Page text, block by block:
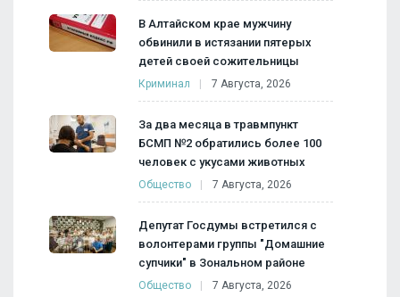
В Алтайском крае мужчину
обвинили в истязании пятерых
детей своей сожительницы
Криминал 7 Августа, 2026
За два месяца в травмпункт
БСМП №2 обратились более 100
человек с укусами животных
Общество 7 Августа, 2026
Депутат Госдумы встретился с
волонтерами группы "Домашние
супчики" в Зональном районе
Общество 7 Августа, 2026